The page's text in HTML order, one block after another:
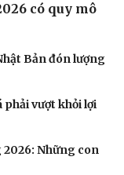
có quy mô
Bản đón lượng
phải vượt khỏi lợi
2026: Những con